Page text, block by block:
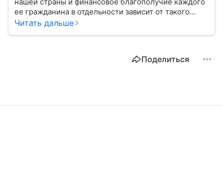
ее гражданина в отдельности зависит от такого
показателя, как ключевая ставка. От чего зависит
Читать дальше
Поделиться